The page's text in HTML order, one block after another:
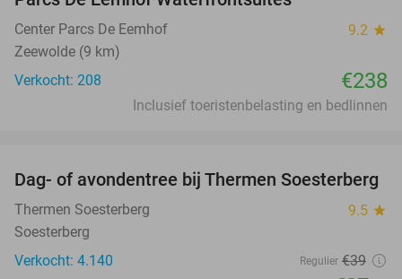
Center Parcs De Eemhof 9.2 star
Zeewolde (9 km)
Verkocht: 208
€238
Inclusief toeristenbelasting en bedlinnen
29%
Dag- of avondentree bij Thermen Soesterberg
Thermen Soesterberg 9.5 star
Soesterberg
Verkocht: 4.140
Regulier €39